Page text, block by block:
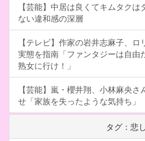
【芸能】中居は良くてキムタク
ない違和感の深層
【テレビ】作家の岩井志麻子、
実態を指南「ファンタジーは自由
熟女に行け！」
【芸能】嵐・櫻井翔、小林麻央
せ「家族を失ったような気持ち」
タグ：悲